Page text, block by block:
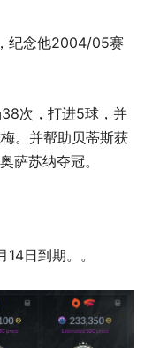
纪念他2004/05赛
次，打进5球，并
。并帮助贝蒂斯获
萨苏纳夺冠。
日到期。。